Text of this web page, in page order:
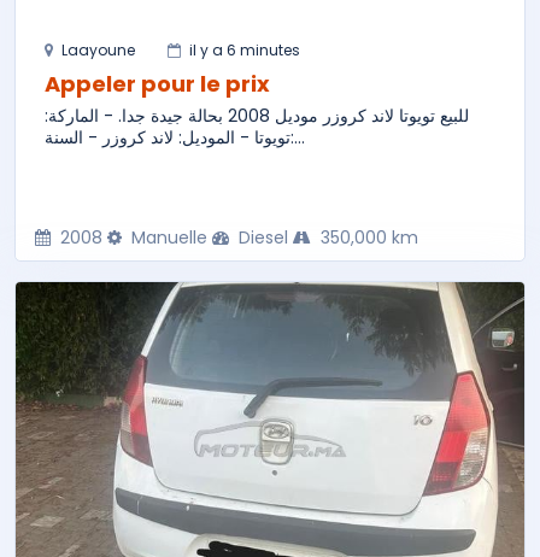
Laayoune il y a 6 minutes
Appeler pour le prix
للبيع تويوتا لاند كروزر موديل 2008 بحالة جيدة جدا. - الماركة:
تويوتا - الموديل: لاند كروزر - السنة:...
2008 Manuelle Diesel 350,000 km